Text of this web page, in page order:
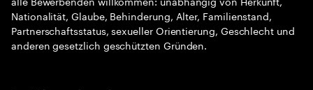
Nationalität, Glaube, Behinderung, Alter, Familienstand,
Partnerschaftsstatus, sexueller Orientierung, Geschlecht und
anderen gesetzlich geschützten Gründen.